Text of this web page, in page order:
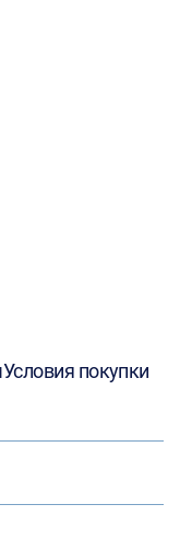
Условия покупки